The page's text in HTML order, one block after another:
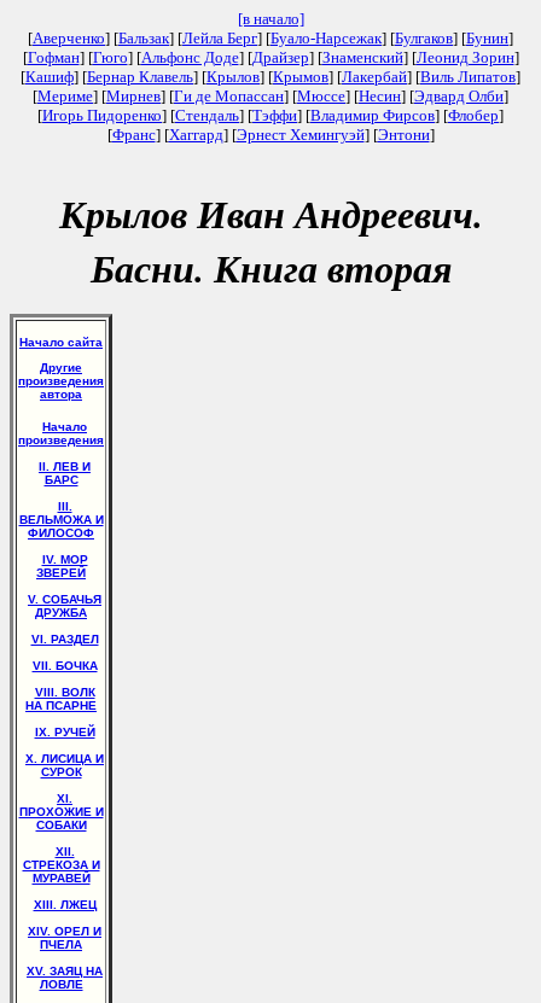
[в начало]
[Аверченко] [Бальзак] [Лейла Берг] [Буало-Нарсежак] [Булгаков] [Бунин]
[Гофман] [Гюго] [Альфонс Доде] [Драйзер] [Знаменский] [Леонид Зорин]
[Кашиф] [Бернар Клавель] [Крылов] [Крымов] [Лакербай] [Виль Липатов]
[Мериме] [Мирнев] [Ги де Мопассан] [Мюссе] [Несин] [Эдвард Олби]
[Игорь Пидоренко] [Стендаль] [Тэффи] [Владимир Фирсов] [Флобер]
[Франс] [Хаггард] [Эрнест Хемингуэй] [Энтони]
Крылов Иван Андреевич.
Басни. Книга вторая
Начало сайта
Другие
произведения
автора
Начало
произведения
II. ЛЕВ И
БАРС
III.
ВЕЛЬМОЖА И
ФИЛОСОФ
IV. МОР
ЗВЕРЕЙ
V. СОБАЧЬЯ
ДРУЖБА
VI. РАЗДЕЛ
VII. БОЧКА
VIII. ВОЛК
НА ПСАРНЕ
IX. РУЧЕЙ
X. ЛИСИЦА И
СУРОК
XI.
ПРОХОЖИЕ И
СОБАКИ
XII.
СТРЕКОЗА И
МУРАВЕЙ
XIII. ЛЖЕЦ
XIV. ОРЕЛ И
ПЧЕЛА
XV. ЗАЯЦ НА
ЛОВЛЕ